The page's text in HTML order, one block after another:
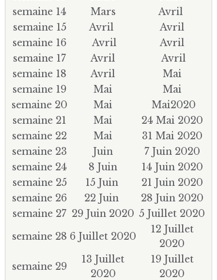
semaine 14
Mars
Avril
semaine 15
Avril
Avril
semaine 16
Avril
Avril
semaine 17
Avril
Avril
semaine 18
Avril
Mai
semaine 19
Mai
Mai
semaine 20
Mai
Mai2020
semaine 21
Mai
24 Mai 2020
semaine 22
Mai
31 Mai 2020
semaine 23
Juin
7 Juin 2020
semaine 24
8 Juin
14 Juin 2020
semaine 25
15 Juin
21 Juin 2020
semaine 26
22 Juin
28 Juin 2020
semaine 27 29 Juin 2020 5 Juillet 2020
semaine 28 6 Juillet 2020
12 Juillet
2020
semaine 29
13 Juillet
2020
19 Juillet
2020